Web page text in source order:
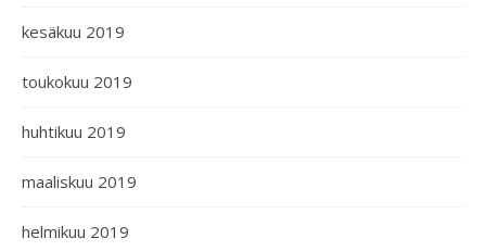
kesäkuu 2019
toukokuu 2019
huhtikuu 2019
maaliskuu 2019
helmikuu 2019